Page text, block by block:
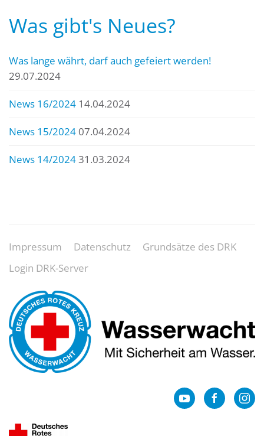
Was gibt's Neues?
Was lange währt, darf auch gefeiert werden!
29.07.2024
News 16/2024 14.04.2024
News 15/2024 07.04.2024
News 14/202431.03.2024
Impressum Datenschutz
Grundsätze des DRK
Login DRK-Server